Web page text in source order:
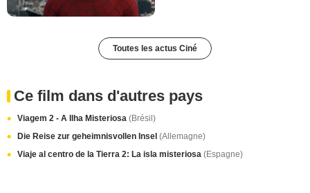
Toutes les actus Ciné
Ce film dans d'autres pays
Viagem 2 - A Ilha Misteriosa (Brésil)
Die Reise zur geheimnisvollen Insel (Allemagne)
Viaje al centro de la Tierra 2: La isla misteriosa (Espagne)